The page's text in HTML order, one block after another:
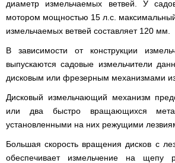
диаметр измельчаемых ветвей. У
мотором мощностью 15 л.с.
измельчаемых ветвей составляет 120 мм.
В зависимости от конструкции
выпускаются садовые измельчители
дисковым или фрезерным механизмами
Дисковый измельчающий механизм
или два быстро вращающихся
установленными на них режущими
Большая скорость вращения дисков с
обеспечивает измельчение на
уменьшенным
диаметром
Clima
Runde
DRY
Вертикальный
водонагреватель
с
сухими
и
КПС
прополки
сплошной
обработки
Мульчирователи
для
мотоблока
Опрыскиватели
для
мототрактора
Лопата
для
Навесная
на
3
к
(переходник
с
Электрические
пилы,
Vitals
Электрические
пилы,
Кентавр